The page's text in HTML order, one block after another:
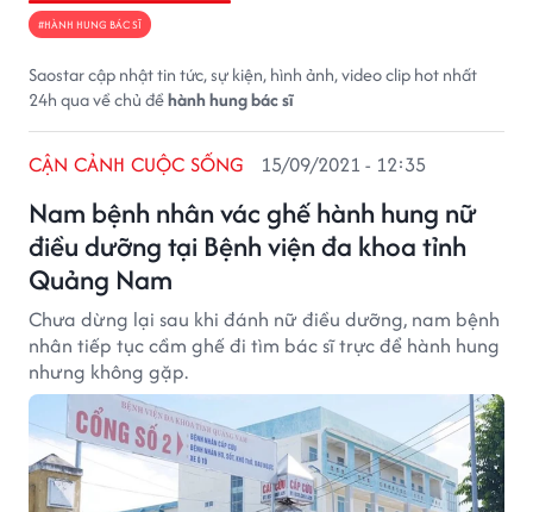
#HÀNH HUNG BÁC SĨ
Saostar cập nhật tin tức, sự kiện, hình ảnh, video clip hot nhất
24h qua về chủ đềhành hung bác sĩ
Nam bệnh nhân vác ghế hành hung nữ
điều dưỡng tại Bệnh viện đa khoa tỉnh
Quảng Nam
CẬN CẢNH CUỘC SỐNG 15/09/2021 - 12:35
Chưa dừng lại sau khi đánh nữ điều dưỡng, nam bệnh
nhân tiếp tục cầm ghế đi tìm bác sĩ trực để hành hung
nhưng không gặp.